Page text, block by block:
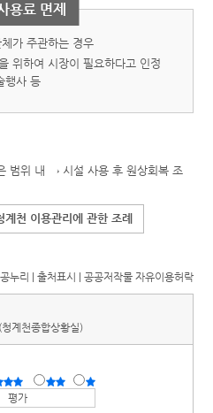
용료 면제
가 주관하는 경우
위하여 시장이 필요하다고 인정
행사 등
범위 내 → 시설 사용 후 원상회복 조
계천 이용관리에 관한 조례
계천종합상황실)